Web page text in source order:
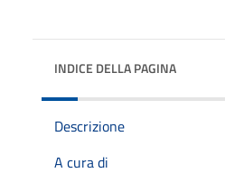
INDICE DELLA PAGINA
Descrizione
A cura di